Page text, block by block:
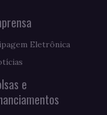
Eletrônica
e